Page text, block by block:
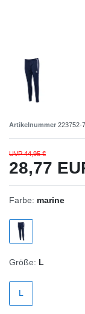
Artikelnummer 223752-
UVP 44,95 €
28,77
Farbe: marine
Größe: L
L